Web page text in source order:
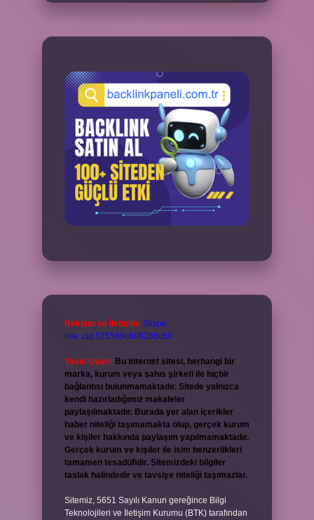
Reklam ve İletişim: Skype:
live:.cid.575569c608265c69
Yasal Uyarı: Bu internet sitesi, herhangi bir
marka, kurum veya şahıs şirketi ile hiçbir
bağlantısı bulunmamaktadır. Sitede yalnızca
kendi hazırladığımız makaleler
paylaşılmaktadır. Burada yer alan içerikler
haber niteliği taşımamakta olup, gerçek kurum
ve kişiler hakkında paylaşım yapılmamaktadır.
Gerçek kurum ve kişiler ile isim benzerlikleri
tamamen tesadüfidir. Sitemizdeki bilgiler
taslak halindedir ve tavsiye niteliği taşımazlar.
Sitemiz, 5651 Sayılı Kanun gereğince Bilgi
Teknolojileri ve İletişim Kurumu (BTK) tarafından